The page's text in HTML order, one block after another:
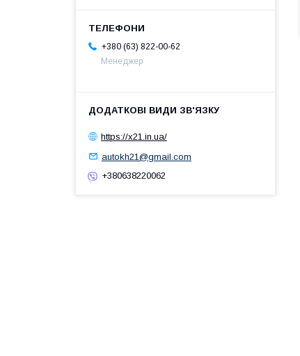
+380 (63) 822-00-62
Менеджер
https://x21.in.ua/
autokh21@gmail.com
+380638220062